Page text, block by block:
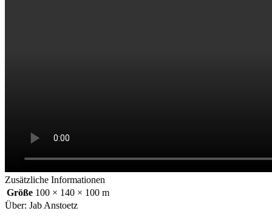
Zusätzliche Informationen
Größe 100 × 140 × 100 m
Über: Jab Anstoetz